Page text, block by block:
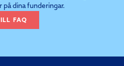
på dina funderingar.
FAQ